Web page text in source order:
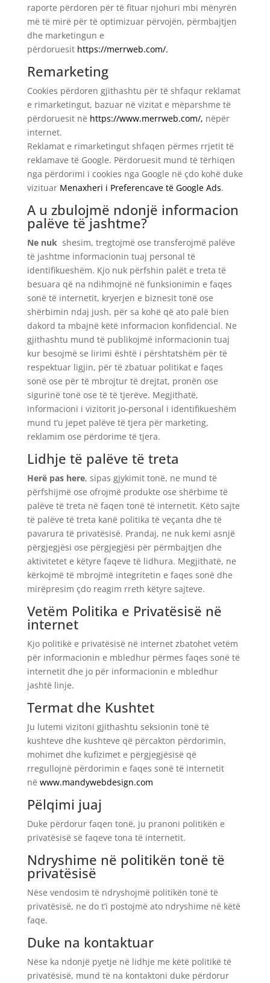
raporte përdoren për të fituar njohuri mbi mënyrën
më të mirë për të optimizuar përvojën, përmbajtjen
dhe marketingun e
përdoruesit https://merrweb.com/.
Remarketing
Cookies përdoren gjithashtu për të shfaqur reklamat
e rimarketingut, bazuar në vizitat e mëparshme të
përdoruesit në https://www.merrweb.com/, nëpër
internet.
Reklamat e rimarketingut shfaqen përmes rrjetit të
reklamave të Google. Përdoruesit mund të tërhiqen
nga përdorimi i cookies nga Google në çdo kohë duke
vizituar Menaxheri i Preferencave të Google Ads.
A u zbulojmë ndonjë informacion
palëve të jashtme?
Ne nukshesim, tregtojmë ose transferojmë palëve
të jashtme informacionin tuaj personal të
identifikueshëm. Kjo nuk përfshin palët e treta të
besuara që na ndihmojnë në funksionimin e faqes
sonë të internetit, kryerjen e biznesit tonë ose
shërbimin ndaj jush, për sa kohë që ato palë bien
dakord ta mbajnë këtë informacion konfidencial. Ne
gjithashtu mund të publikojmë informacionin tuaj
kur besojmë se lirimi është i përshtatshëm për të
respektuar ligjin, për të zbatuar politikat e faqes
sonë ose për të mbrojtur të drejtat, pronën ose
sigurinë tonë ose të të tjerëve. Megjithatë,
informacioni i vizitorit jo-personal i identifikueshëm
mund t’u jepet palëve të tjera për marketing,
reklamim ose përdorime të tjera.
Lidhje të palëve të treta
Herë pas here, sipas gjykimit tonë, ne mund të
përfshijmë ose ofrojmë produkte ose shërbime të
palëve të treta në faqen tonë të internetit. Këto sajte
të palëve të treta kanë politika të veçanta dhe të
pavarura të privatësisë. Prandaj, ne nuk kemi asnjë
përgjegjësi ose përgjegjësi për përmbajtjen dhe
aktivitetet e këtyre faqeve të lidhura. Megjithatë, ne
kërkojmë të mbrojmë integritetin e faqes sonë dhe
mirëpresim çdo reagim rreth këtyre sajteve.
Vetëm Politika e Privatësisë në
internet
Kjo politikë e privatësisë në internet zbatohet vetëm
për informacionin e mbledhur përmes faqes sonë të
internetit dhe jo për informacionin e mbledhur
jashtë linje.
Termat dhe Kushtet
Ju lutemi vizitoni gjithashtu seksionin tonë të
kushteve dhe kushteve që përcakton përdorimin,
mohimet dhe kufizimet e përgjegjësisë që
rregullojnë përdorimin e faqes sonë të internetit
në www.mandywebdesign.com
Pëlqimi juaj
Duke përdorur faqen tonë, ju pranoni politikën e
privatësisë së faqeve tona të internetit.
Ndryshime në politikën tonë të
privatësisë
Nëse vendosim të ndryshojmë politikën tonë të
privatësisë, ne do t’i postojmë ato ndryshime në këtë
faqe.
Duke na kontaktuar
Nëse ka ndonjë pyetje në lidhje me këtë politikë të
privatësisë, mund të na kontaktoni duke përdorur